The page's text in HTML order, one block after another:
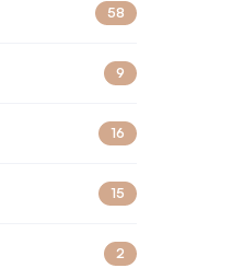
58
9
16
15
2